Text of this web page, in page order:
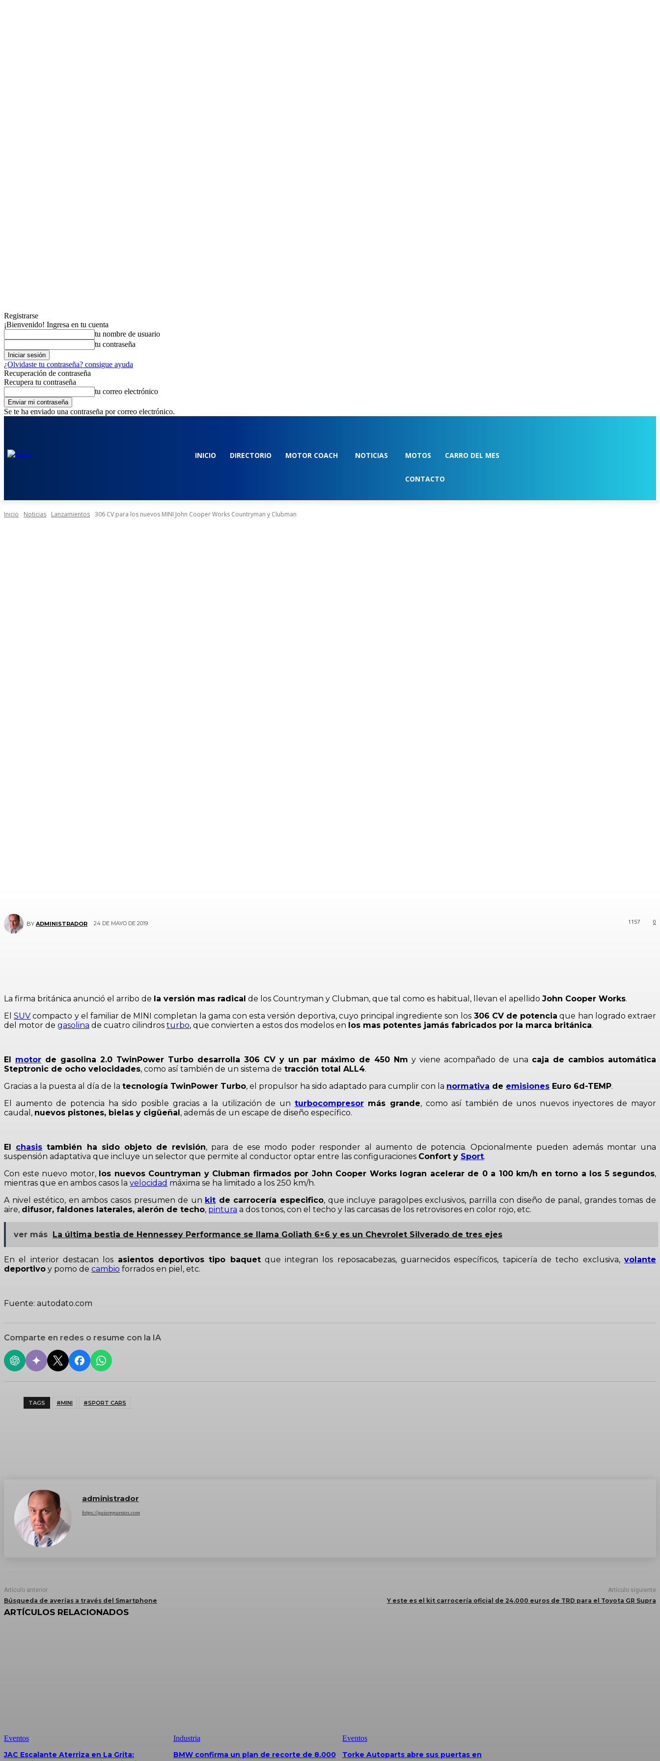
Registrarse
¡Bienvenido! Ingresa en tu cuenta
tu nombre de usuario
tu contraseña
¿Olvidaste tu contraseña? consigue ayuda
Recuperación de contraseña
Recupera tu contraseña
tu correo electrónico
Se te ha enviado una contraseña por correo electrónico.
INICIO DIRECTORIO MOTOR COACH NOTICIAS MOTOS CARRO DEL MES
CONTACTO
Inicio Noticias Lanzamientos 306 CV para los nuevos MINI John Cooper Works Countryman y Clubman
BY ADMINISTRADOR 24 DE MAYO DE 2019 0
1157
La firma británica anunció el arribo de la versión mas radical de los Countryman y Clubman, que tal como es habitual, llevan el apellido John Cooper Works.
ElSUV compacto y el familiar de MINI completan la gama con esta versión deportiva, cuyo principal ingrediente son los306 CV de potencia que han logrado extraer
del motor de gasolina de cuatro cilindros turbo, que convierten a estos dos modelos en los mas potentes jamás fabricados por la marca británica.
El motor de gasolina 2.0 TwinPower Turbo desarrolla 306 CV y un par máximo de 450 Nm y viene acompañado de una caja de cambios automática
Steptronic de ocho velocidades, como así también de un sistema de tracción total ALL4.
Gracias a la puesta al día de la tecnología TwinPower Turbo, el propulsor ha sido adaptado para cumplir con la normativa de emisiones Euro 6d-TEMP.
El aumento de potencia ha sido posible gracias a la utilización de un turbocompresormás grande, como así también de unos nuevos inyectores de mayor
caudal, nuevos pistones, bielas y cigüeñal, además de un escape de diseño específico.
El chasis también ha sido objeto de revisión, para de ese modo poder responder al aumento de potencia. Opcionalmente pueden además montar una
suspensión adaptativa que incluye un selector que permite al conductor optar entre las configuraciones Confort y Sport.
Con este nuevo motor, los nuevos Countryman y Clubman firmados por John Cooper Works logran acelerar de 0 a 100 km/h en torno a los 5 segundos,
mientras que en ambos casos la velocidad máxima se ha limitado a los 250 km/h.
A nivel estético, en ambos casos presumen de un kit de carrocería especifico, que incluye paragolpes exclusivos, parrilla con diseño de panal, grandes tomas de
aire, difusor, faldones laterales, alerón de techo, pintura a dos tonos, con el techo y las carcasas de los retrovisores en color rojo, etc.
ver más La última bestia de Hennessey Performance se llama Goliath 6×6 y es un Chevrolet Silverado de tres ejes
En el interior destacan los asientos deportivos tipo baquetque integran los reposacabezas, guarnecidos específicos, tapicería de techo exclusiva,volante
deportivo y pomo de cambio forrados en piel, etc.
Fuente: autodato.com
Comparte en redes o resume con la IA
TAGS #MINI #SPORT CARS
administrador
https://guiarepuestos.com
Artículo anterior
Búsqueda de averías a través del Smartphone
Artículo siguiente
Y este es el kit carrocería oficial de 24.000 euros de TRD para el Toyota GR Supra
ARTÍCULOS RELACIONADOS
Eventos
JAC Escalante Aterriza en La Grita:
Industria
BMW confirma un plan de recorte de 8.000
Eventos
Torke Autoparts abre sus puertas en